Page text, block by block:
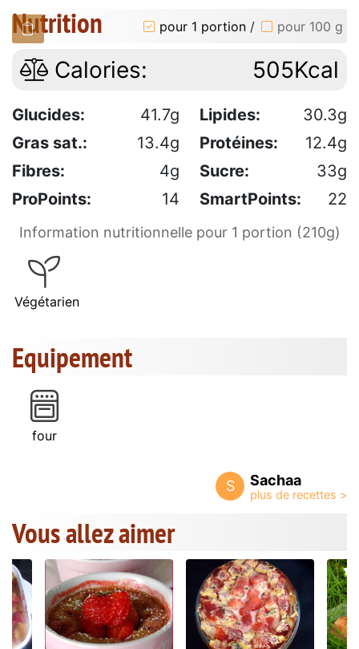
Nutrition pour 1 portion / pour 100 g
Calories: 505Kcal
Glucides: 41.7g Lipides:
30.3g
Gras sat.:
13.4g Protéines:
12.4g
Fibres:
4g Sucre:
33g
ProPoints:
14 SmartPoints: 22
Information nutritionnelle pour 1 portion (210g)
Végétarien
Equipement
four
S Sachaa
Vous allez aimer